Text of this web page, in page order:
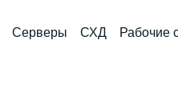
Серверы СХД Рабочие